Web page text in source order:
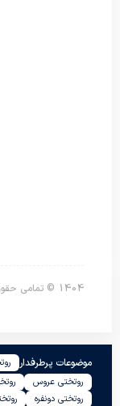
1404 © تمامی
موضوعات پرطرفدار
روتختی عروس
روتختی دونفره